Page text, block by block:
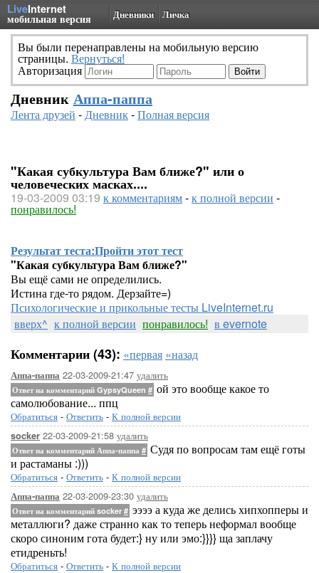
LiveInternet
мобильная версия Дневники Личка
Вы были перенаправлены на мобильную версию
страницы. Вернуться!
Авторизация
Дневник Аппа-паппа
Лента друзей -Дневник-Полная версия
"Какая субкультура Вам ближе?" или о
человеческих масках....
19-03-2009 03:19 к комментариям-к полной версии -
понравилось!
Результат теста:Пройти этот тест
"Какая субкультура Вам ближе?"
Вы ещё сами не определились.
Истина где-то рядом. Дерзайте=)
Психологические и прикольные тесты LiveInternet.ru
вверх^ к полной версии понравилось! в evernote
Комментарии (43): «первая «назад
Аппа-паппа 22-03-2009-21:47 удалить
Ответ на комментарий GypsyQueen # ой это вообще какое то
самолюбование... ппц
Обратиться - Ответить - К полной версии
socker 22-03-2009-21:58 удалить
Ответ на комментарий Аппа-паппа # Судя по вопросам там ещё готы
и растаманы :)))
Обратиться - Ответить - К полной версии
Аппа-паппа 22-03-2009-23:30 удалить
Ответ на комментарий socker # ээээ а куда же делись хипхопперы и
металлюги? даже странно как то теперь неформал вообще
скоро синоним гота будет:} ну или эмо:}}}} ща заплачу
етидреньть!
Обратиться - Ответить - К полной версии